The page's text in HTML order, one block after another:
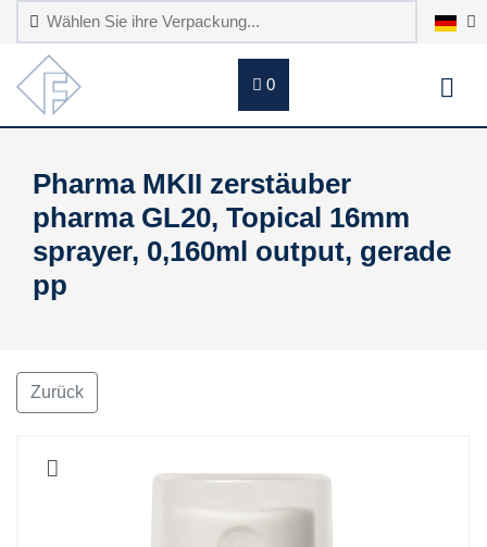
0
Pharma MKII zerstäuber
pharma GL20, Topical 16mm
sprayer, 0,160ml output, gerade
pp
Zurück